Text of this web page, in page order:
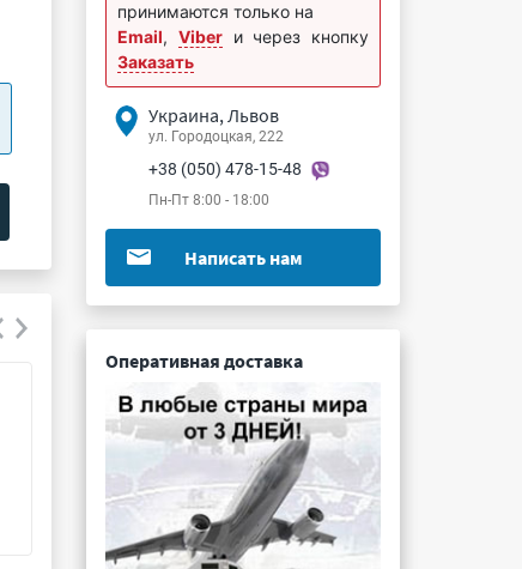
СНЦ144К-16/21РО11-NFК
Подробнее ...
принимаются только на
Email, Viberи через кнопку
Заказать
Украина, Львов
ул. Городоцкая, 222
+38 (050) 478-15-48
Пн-Пт 8:00 - 18:00
Написать нам
Оперативная доставка